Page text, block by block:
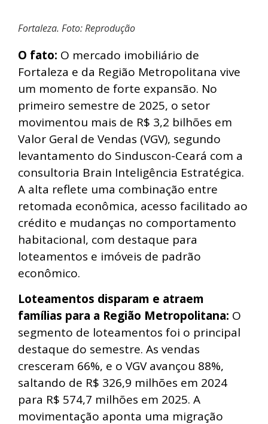
Fortaleza. Foto: Reprodução
O fato: O mercado imobiliário de
Fortaleza e da Região Metropolitana vive
um momento de forte expansão. No
primeiro semestre de 2025, o setor
movimentou mais de R$ 3,2 bilhões em
Valor Geral de Vendas (VGV), segundo
levantamento do Sinduscon-Ceará com a
consultoria Brain Inteligência Estratégica.
A alta reflete uma combinação entre
retomada econômica, acesso facilitado ao
crédito e mudanças no comportamento
habitacional, com destaque para
loteamentos e imóveis de padrão
econômico.
Loteamentos disparam e atraem
famílias para a Região Metropolitana: O
segmento de loteamentos foi o principal
destaque do semestre. As vendas
cresceram 66%, e o VGV avançou 88%,
saltando de R$ 326,9 milhões em 2024
para R$ 574,7 milhões em 2025. A
movimentação aponta uma migração